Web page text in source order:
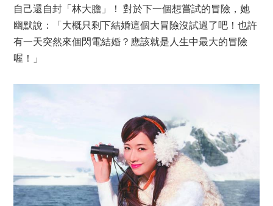
自己還自封「林大膽」！ 對於下一個想嘗試的冒險，她
幽默說：「大概只剩下結婚這個大冒險沒試過了吧！也許
有一天突然來個閃電結婚？應該就是人生中最大的冒險
喔！」